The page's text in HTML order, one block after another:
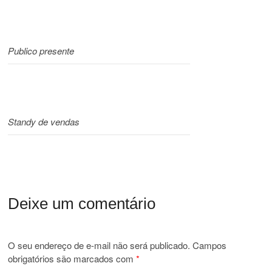
Publico presente
Standy de vendas
Deixe um comentário
O seu endereço de e-mail não será publicado. Campos
obrigatórios são marcados com*